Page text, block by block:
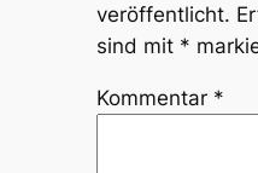
veröffentlicht.
sind mit *
Kommentar *